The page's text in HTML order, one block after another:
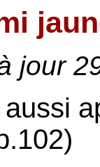
jour